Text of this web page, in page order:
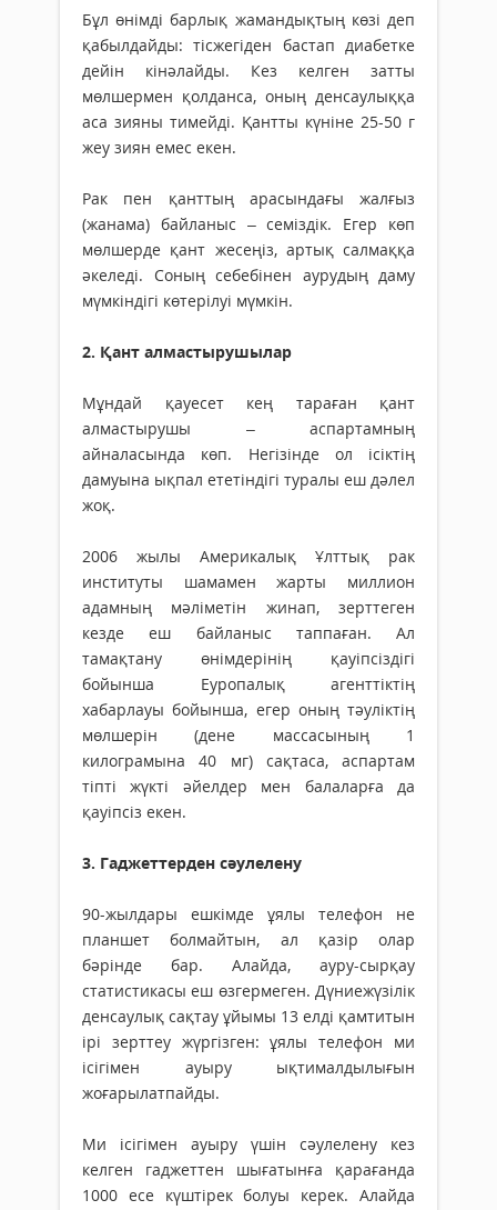
Бұл өнімді барлық жамандықтың көзі деп
қабылдайды: тісжегіден бастап диабетке
дейін кінәлайды. Кез келген затты
мөлшермен қолданса, оның денсаулыққа
аса зияны тимейді. Қантты күніне 25-50 г
жеу зиян емес екен.
Рак пен қанттың арасындағы жалғыз
(жанама) байланыс – семіздік. Егер көп
мөлшерде қант жесеңіз, артық салмаққа
әкеледі. Соның себебінен аурудың даму
мүмкіндігі көтерілуі мүмкін.
2. Қант алмастырушылар
Мұндай қауесет кең тараған қант
алмастырушы – аспартамның
айналасында көп. Негізінде ол ісіктің
дамуына ықпал ететіндігі туралы еш дәлел
жоқ.
2006 жылы Америкалық Ұлттық рак
институты шамамен жарты миллион
адамның мәліметін жинап, зерттеген
кезде еш байланыс таппаған. Ал
тамақтану өнімдерінің қауіпсіздігі
бойынша Еуропалық агенттіктің
хабарлауы бойынша, егер оның тәуліктің
мөлшерін (дене массасының 1
килограмына 40 мг) сақтаса, аспартам
тіпті жүкті әйелдер мен балаларға да
қауіпсіз екен.
3. Гаджеттерден сәулелену
90-жылдары ешкімде ұялы телефон не
планшет болмайтын, ал қазір олар
бәрінде бар. Алайда, ауру-сырқау
статистикасы еш өзгермеген. Дүниежүзілік
денсаулық сақтау ұйымы 13 елді қамтитын
ірі зерттеу жүргізген: ұялы телефон ми
ісігімен ауыру ықтималдылығын
жоғарылатпайды.
Ми ісігімен ауыру үшін сәулелену кез
келген гаджеттен шығатынға қарағанда
1000 есе күштірек болуы керек. Алайда